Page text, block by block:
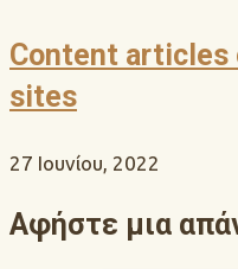
Content articles
sites
27 Ιουνίου, 2022
Αφήστε μια